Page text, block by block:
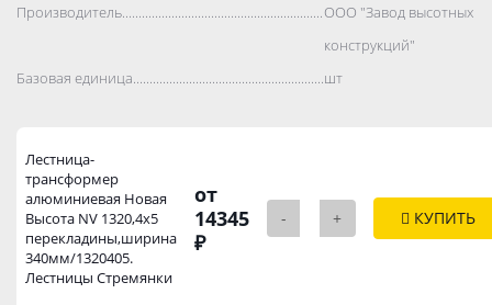
Производитель..................................................................................ООО "Завод высотных
конструкций"
Базовая единица..................................................................................
шт
Лестница-
трансформер
алюминиевая Новая
Высота NV 1320,4х5
перекладины,ширина
340мм/1320405.
Лестницы Стремянки
от
14345
₽
- + КУПИТЬ